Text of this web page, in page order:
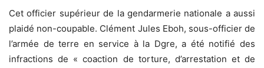
Cet officier supérieur de la gendarmerie nationale a aussi
plaidé non-coupable. Clément Jules Eboh, sous-officier de
l’armée de terre en service à la Dgre, a été notifié des
infractions de « coaction de torture, d’arrestation et de